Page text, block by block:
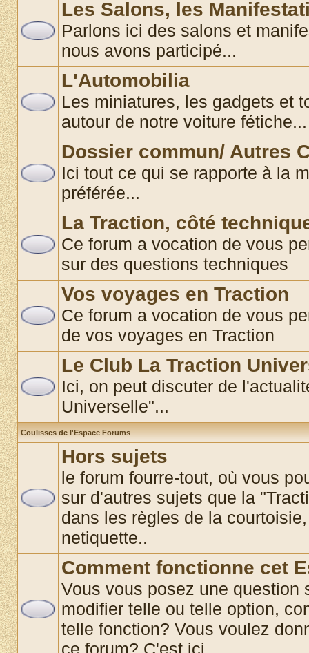
Les Salons, les
Parlons ici des salons et
nous avons participé...
L'Automobilia
Les miniatures, les gadgets et
autour de notre voiture fétiche...
Dossier commun/ Autres
Ici tout ce qui se rapporte à la
préférée...
La Traction, côté
Ce forum a vocation de vous
sur des questions techniques
Vos voyages en Traction
Ce forum a vocation de vous
de vos voyages en Traction
Le Club La Traction
Ici, on peut discuter de
Universelle"...
Coulisses de l'Espace Forums
Hors sujets
le forum fourre-tout, où vous
sur d'autres sujets que la
dans les règles de la
netiquette..
Comment fonctionne cet
Vous vous posez une question
modifier telle ou telle option,
telle fonction? Vous voulez
ce forum? C'est ici............